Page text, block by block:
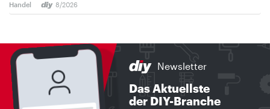
Handel 8/2026
Newsletter
Das Aktuellste
der DIY-Branche